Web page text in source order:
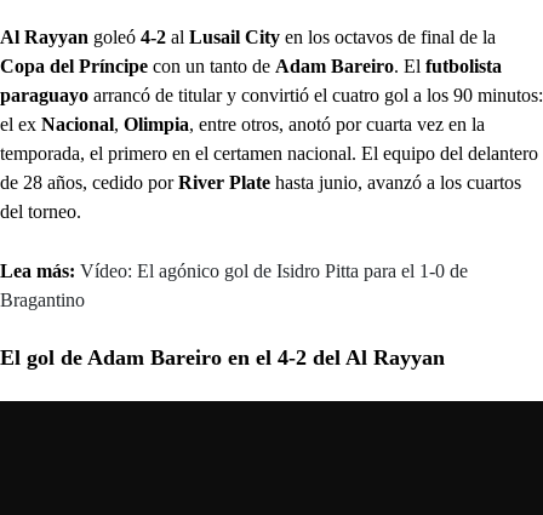
Al Rayyan goleó 4-2 al Lusail City en los octavos de final de la
Copa del Príncipe con un tanto de Adam Bareiro. El futbolista
paraguayo arrancó de titular y convirtió el cuatro gol a los 90 minutos:
el ex Nacional, Olimpia, entre otros, anotó por cuarta vez en la
temporada, el primero en el certamen nacional. El equipo del delantero
de 28 años, cedido porRiver Plate hasta junio, avanzó a los cuartos
del torneo.
Lea más: Vídeo: El agónico gol de Isidro Pitta para el 1-0 de
Bragantino
El gol de Adam Bareiro en el 4-2 del Al Rayyan